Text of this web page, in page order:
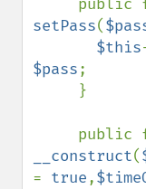
setPass(
$this
$pass;
__construct(
= true,